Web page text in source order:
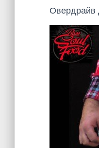
Овердрайв